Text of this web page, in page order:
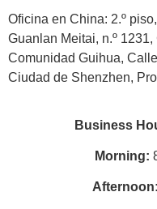
Oficina en China: 2.º
Guanlan Meitai, n.º
Comunidad Guihua,
Ciudad de Shenzhen,
Business
Morning:
Afternoon: